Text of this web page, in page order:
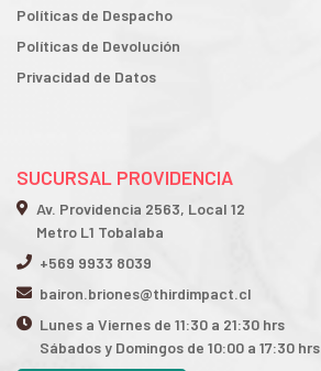
Políticas de Despacho
Políticas de Devolución
Privacidad de Datos
SUCURSAL PROVIDENCIA
Av. Providencia 2563, Local 12
Metro L1 Tobalaba
+569 9933 8039
bairon.briones@thirdimpact.cl
Lunes a Viernes de 11:30 a 21:30 hrs
Sábados y Domingos de 10:00 a 17:30 hrs